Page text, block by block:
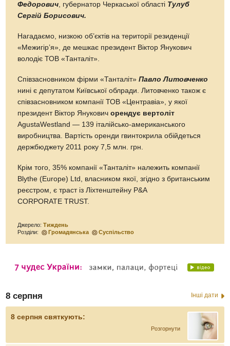
Федорович, губернатор Черкаської області Тулуб
Сергій Борисович.
Нагадаємо, низкою об’єктів на території резиденції
«Межигір’я», де мешкає президент Віктор Янукович
володіє ТОВ «Танталіт».
Співзасновником фірми «Танталіт»Павло Литовченко
нині є депутатом Київської облради. Литовченко також є
співзасновником компанії ТОВ «Центравіа», у якої
президент Віктор Януковичорендує вертоліт
AgustaWestland — 139 італійсько-американського
виробництва. Вартість оренди гвинтокрила обійдеться
держбюджету 2011 року 7,5 млн. грн.
Крім того, 35% компанії «Танталіт» належить компанії
Blythe (Europe) Ltd, власником якої, згідно з британським
реєстром, є траст із Ліхтенштейну P&A
CORPORATE TRUST.
Джерело:Тиждень
Розділи:
Громадянська Суспільство
8 серпня Інші дати
8 серпня святкують:
Розгорнути